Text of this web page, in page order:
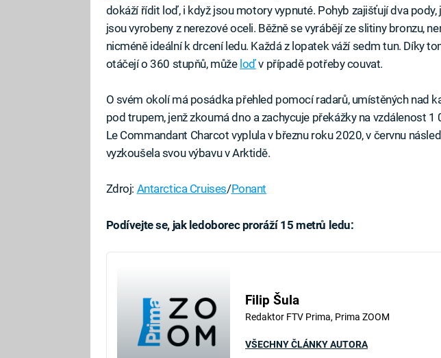
dokáží řídit loď, i když jsou motory vypnuté. Pohyb zajišťují dva
jsou vyrobeny z nerezové oceli. Běžně se vyrábějí ze slitiny bronzu,
nicméně ideální k drcení ledu. Každá z lopatek váží sedm tun. Díky
otáčejí o 360 stupňů, může loďv případě potřeby couvat.
O svém okolí má posádka přehled pomocí radarů, umístěných nad
pod trupem, jenž zkoumá dno a zachycuje překážky na vzdálenost
Le Commandant Charcot vyplula v březnu roku 2020, v červnu
vyzkoušela svou výbavu v Arktidě.
Zdroj: Antarctica Cruises/Ponant
Podívejte se, jak ledoborec proráží 15 metrů ledu:
Filip Šula
Redaktor FTV Prima, Prima ZOOM
VŠECHNY ČLÁNKY AUTORA